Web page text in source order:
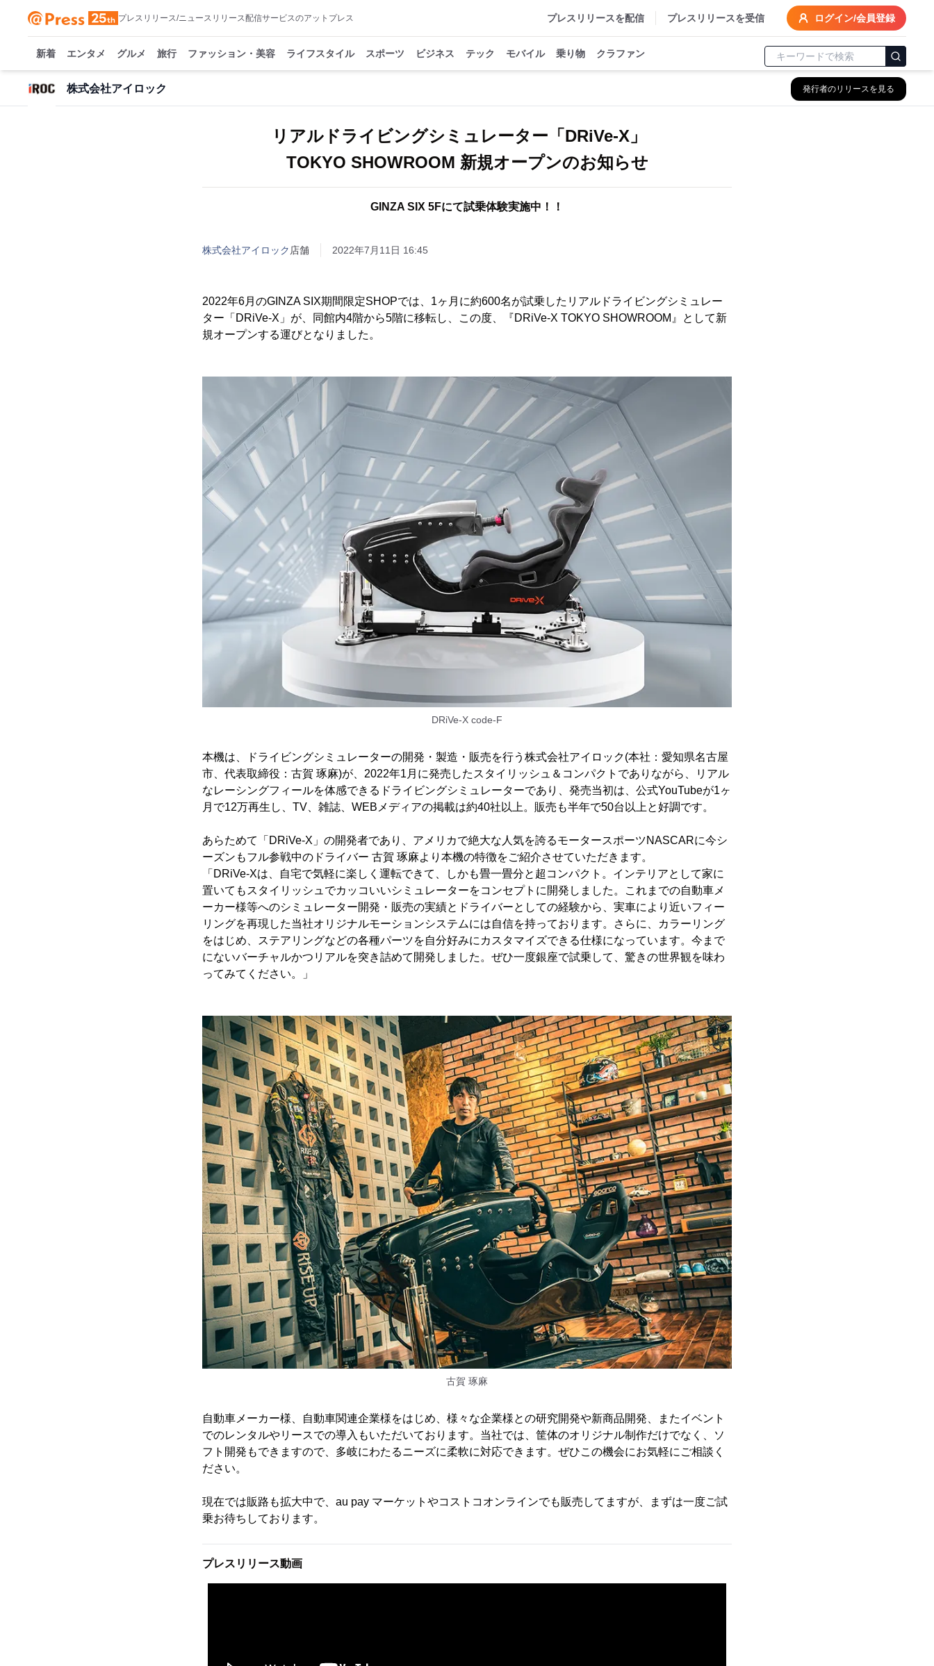
プレスリリース/ニュースリリース配信サービスのアットプレス プレスリリースを配信 プレスリリースを受信 ログイン/会員登録
新着 エンタメ グルメ 旅行 ファッション・美容 ライフスタイル スポーツ ビジネス テック モバイル 乗り物 クラファン
株式会社アイロック 発行者のリリースを見る
リアルドライビングシミュレーター「DRiVe-X」
TOKYO SHOWROOM 新規オープンのお知らせ
GINZA SIX 5Fにて試乗体験実施中！！
株式会社アイロック 店舗 2022年7月11日 16:45
2022年6月のGINZA SIX期間限定SHOPでは、1ヶ月に約600名が試乗したリアルドライビングシミュレー
ター「DRiVe-X」が、同館内4階から5階に移転し、この度、『DRiVe-X TOKYO SHOWROOM』として新
規オープンする運びとなりました。
DRiVe-X code-F
本機は、ドライビングシミュレーターの開発・製造・販売を行う株式会社アイロック(本社：愛知県名古屋
市、代表取締役：古賀 琢麻)が、2022年1月に発売したスタイリッシュ＆コンパクトでありながら、リアル
なレーシングフィールを体感できるドライビングシミュレーターであり、発売当初は、公式YouTubeが1ヶ
月で12万再生し、TV、雑誌、WEBメディアの掲載は約40社以上。販売も半年で50台以上と好調です。
あらためて「DRiVe-X」の開発者であり、アメリカで絶大な人気を誇るモータースポーツNASCARに今シ
ーズンもフル参戦中のドライバー 古賀 琢麻より本機の特徴をご紹介させていただきます。
「DRiVe-Xは、自宅で気軽に楽しく運転できて、しかも畳一畳分と超コンパクト。インテリアとして家に
置いてもスタイリッシュでカッコいいシミュレーターをコンセプトに開発しました。これまでの自動車メ
ーカー様等へのシミュレーター開発・販売の実績とドライバーとしての経験から、実車により近いフィー
リングを再現した当社オリジナルモーションシステムには自信を持っております。さらに、カラーリング
をはじめ、ステアリングなどの各種パーツを自分好みにカスタマイズできる仕様になっています。今まで
にないバーチャルかつリアルを突き詰めて開発しました。ぜひ一度銀座で試乗して、驚きの世界観を味わ
ってみてください。」
古賀 琢麻
自動車メーカー様、自動車関連企業様をはじめ、様々な企業様との研究開発や新商品開発、またイベント
でのレンタルやリースでの導入もいただいております。当社では、筐体のオリジナル制作だけでなく、ソ
フト開発もできますので、多岐にわたるニーズに柔軟に対応できます。ぜひこの機会にお気軽にご相談く
ださい。
現在では販路も拡大中で、au pay マーケットやコストコオンラインでも販売してますが、まずは一度ご試
乗お待ちしております。
プレスリリース動画